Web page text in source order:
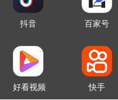
抖音 百家号
好看视频 快手